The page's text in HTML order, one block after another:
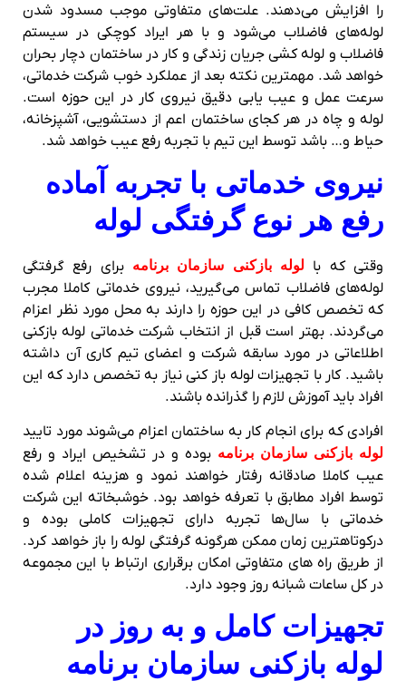
را افزایش می‌دهند. علت‌های متفاوتی موجب مسدود شدن
لوله‌های فاضلاب می‌شود و با هر ایراد کوچکی در سیستم
فاضلاب و لوله کشی جریان زندگی و کار در ساختمان دچار بحران
خواهد شد. مهمترین نکته بعد از عملکرد خوب شرکت خدماتی،
سرعت عمل و عیب یابی دقیق نیروی کار در این حوزه است.
لوله و چاه در هر کجای ساختمان اعم از دستشویی، آشپزخانه،
حیاط و… باشد توسط این تیم با تجربه رفع عیب خواهد شد.
نیروی خدماتی با تجربه آماده
رفع هر نوع گرفتگی لوله
وقتی که بالوله بازکنی سازمان برنامهبرای رفع گرفتگی
لوله‌های فاضلاب تماس می‌گیرید، نیروی خدماتی کاملا مجرب
که تخصص کافی در این حوزه را دارند به محل مورد نظر اعزام
می‌گردند. بهتر است قبل از انتخاب شرکت خدماتی لوله بازکنی
اطلاعاتی در مورد سابقه شرکت و اعضای تیم کاری آن داشته
باشید. کار با تجهیزات لوله باز کنی نیاز به تخصص دارد که این
افراد باید آموزش لازم را گذرانده باشند.
افرادی که برای انجام کار به ساختمان اعزام می‌شوند مورد تایید
لوله بازکنی سازمان برنامهبوده و در تشخیص ایراد و رفع
عیب کاملا صادقانه رفتار خواهند نمود و هزینه اعلام شده
توسط افراد مطابق با تعرفه خواهد بود. خوشبخاته این شرکت
خدماتی با سال‌ها تجربه دارای تجهیزات کاملی بوده و
درکوتاهترین زمان ممکن هرگونه گرفتگی لوله را باز خواهد کرد.
از طریق راه های متفاوتی امکان برقراری ارتباط با این مجموعه
در کل ساعات شبانه روز وجود دارد.
تجهیزات کامل و به روز در
لوله بازکنی سازمان برنامه